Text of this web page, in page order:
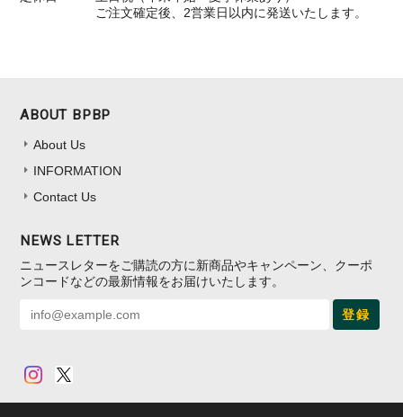
ご注文確定後、2営業日以内に発送いたします。
ABOUT BPBP
About Us
INFORMATION
Contact Us
NEWS LETTER
ニュースレターをご購読の方に新商品やキャンペーン、クーポ
ンコードなどの最新情報をお届けいたします。
登録